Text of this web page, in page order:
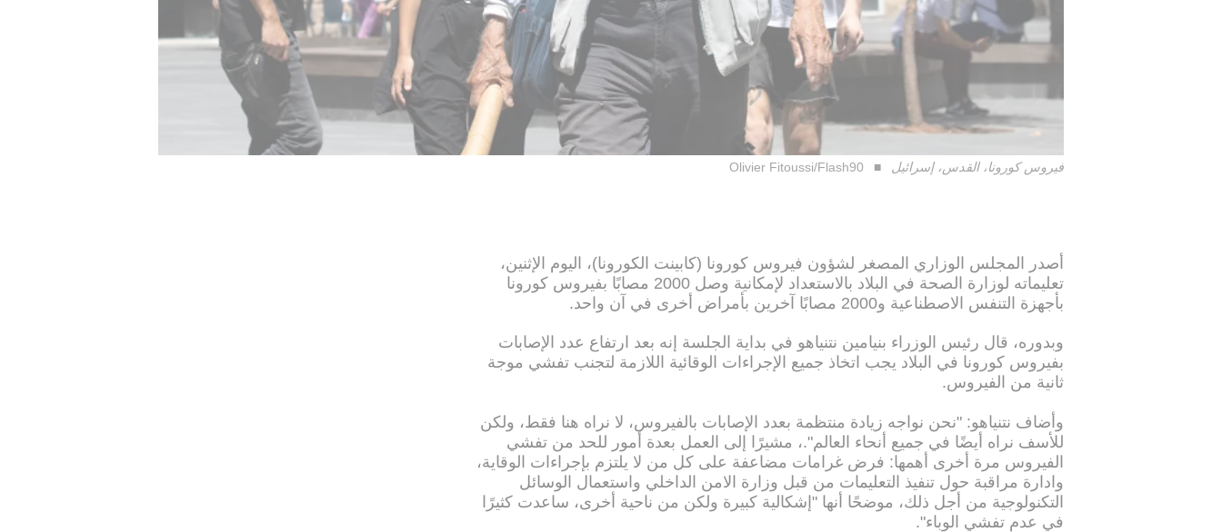
فيروس كورونا، القدس، إسرائيل Olivier Fitoussi/Flash90
أصدر المجلس الوزاري المصغر لشؤون فيروس كورونا (كابينت الكورونا)، اليوم الإثنين،
تعليماته لوزارة الصحة في البلاد بالاستعداد لإمكانية وصل 2000 مصابًا بفيروس كورونا
بأجهزة التنفس الاصطناعية و2000 مصابًا آخرين بأمراض أخرى في آن واحد.
وبدوره، قال رئيس الوزراء بنيامين نتنياهو في بداية الجلسة إنه بعد ارتفاع عدد الإصابات
بفيروس كورونا في البلاد يجب اتخاذ جميع الإجراءات الوقائية اللازمة لتجنب تفشي موجة
ثانية من الفيروس.
وأضاف نتنياهو: "نحن نواجه زيادة منتظمة بعدد الإصابات بالفيروس، لا نراه هنا فقط، ولكن
للأسف نراه أيضًا في جميع أنحاء العالم".، مشيرًا إلى العمل بعدة أمور للحد من تفشي
الفيروس مرة أخرى أهمها: فرض غرامات مضاعفة على كل من لا يلتزم بإجراءات الوقاية،
وادارة مراقبة حول تنفيذ التعليمات من قبل وزارة الامن الداخلي واستعمال الوسائل
التكنولوجية من أجل ذلك، موضحًا أنها "إشكالية كبيرة ولكن من ناحية أخرى، ساعدت كثيرًا
في عدم تفشي الوباء".